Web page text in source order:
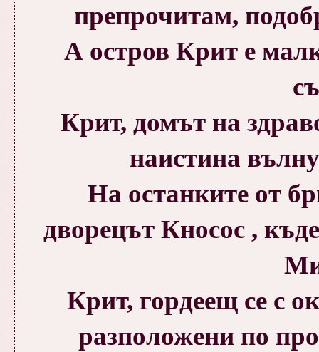
препрочитам,
А остров Крит е
Крит, домът на
наистина
На останките от
дворецът Кносос,
Крит, гордеещ се с
разположени по